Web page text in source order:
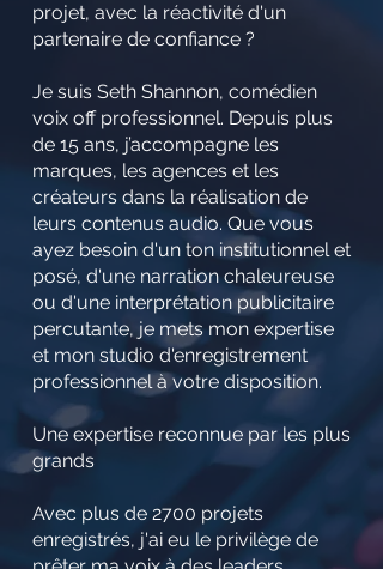
projet, avec la réactivité d'un
partenaire de confiance ?
Je suis Seth Shannon, comédien
voix off professionnel. Depuis plus
de 15 ans, j’accompagne les
marques, les agences et les
créateurs dans la réalisation de
leurs contenus audio. Que vous
ayez besoin d'un ton institutionnel et
posé, d'une narration chaleureuse
ou d'une interprétation publicitaire
percutante, je mets mon expertise
et mon studio d'enregistrement
professionnel à votre disposition.
Une expertise reconnue par les plus
grands
Avec plus de 2700 projets
enregistrés, j'ai eu le privilège de